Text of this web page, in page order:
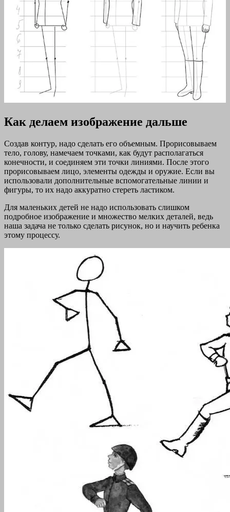
Как делаем изображение дальше
Создав контур, надо сделать его объемным. Прорисовываем
тело, голову, намечаем точками, как будут располагаться
конечности, и соединяем эти точки линиями. После этого
прорисовываем лицо, элементы одежды и оружие. Если вы
использовали дополнительные вспомогательные линии и
фигуры, то их надо аккуратно стереть ластиком.
Для маленьких детей не надо использовать слишком
подробное изображение и множество мелких деталей, ведь
наша задача не только сделать рисунок, но и научить ребенка
этому процессу.